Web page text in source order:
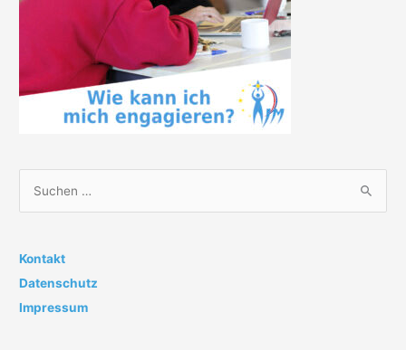
h
e
n
Kontakt
Datenschutz
Impressum